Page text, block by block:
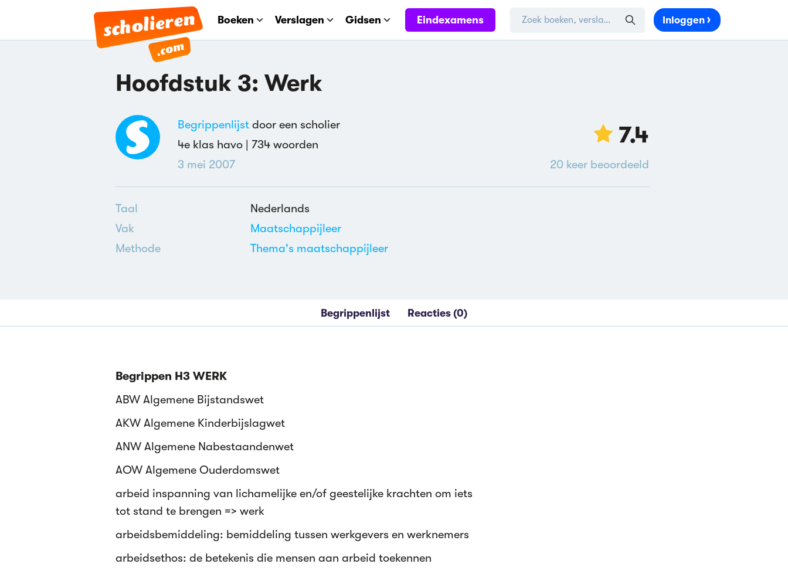
Boeken Verslagen Gidsen Eindexamens Inloggen
Hoofdstuk 3: Werk
Begrippenlijst door een scholier
4e klas havo | 734 woorden
3 mei 2007
7.4
20 keer beoordeeld
Taal
Nederlands
Vak
Maatschappijleer
Methode
Thema's maatschappijleer
Begrippenlijst Reacties (0)
Begrippen H3 WERK
ABW Algemene Bijstandswet
AKW Algemene Kinderbijslagwet
ANW Algemene Nabestaandenwet
AOW Algemene Ouderdomswet
arbeid inspanning van lichamelijke en/of geestelijke krachten om iets
tot stand te brengen => werk
arbeidsbemiddeling: bemiddeling tussen werkgevers en werknemers
arbeidsethos: de betekenis die mensen aan arbeid toekennen